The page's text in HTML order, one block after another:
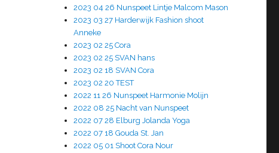
2023 04 26 Nunspeet Lintje Malcom Mason
2023 03 27 Harderwijk Fashion shoot
Anneke
2023 02 25 Cora
2023 02 25 SVAN hans
2023 02 18 SVAN Cora
2023 02 20 TEST
2022 11 26 Nunspeet Harmonie Molijn
2022 08 25 Nacht van Nunspeet
2022 07 28 Elburg Jolanda Yoga
2022 07 18 Gouda St. Jan
2022 05 01 Shoot Cora Nour